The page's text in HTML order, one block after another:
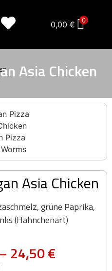
0,00 € 0
Asia Chicken
Asia Chicken
grüne Paprika,
(Hähnchenart)
– 24,50€